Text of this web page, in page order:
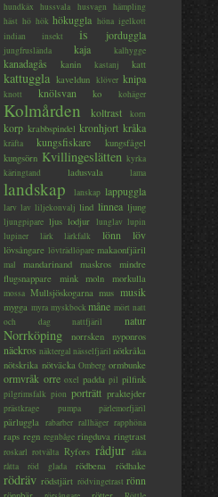
hundkäx
hussvala husvagn
hämpling
häst hö hök hökuggla höna igelkott
indian
insekt is jorduggla
jungfruslända kaja kalhygge
kanadagås kanin kastanj katt
kattuggla kaveldun klöver knipa
knott knölsvan ko kohäger
Kolmården koltrast korn
korp krabbspindel kronhjort kråka
kräfta kungsfiskare
kungsfågel
kungsörn Kvillingeslätten kyrka
käringtand
ladusvala lama
landskap lanskap lappuggla
larv lav liljekonvalj lind linnea ljung
ljungpipare ljus lodjur lunglav lupin
lupiner
lärk lärkfalk lönn löv
lövsångare lövträdlöpare makaonfjäril
mal mandarinand maskros
mindre
flugsnappare
mink moln morkulla
mossa Mullsjöskogarna mus musik
mygga myra myskbock måne mört natt
och dag
nattfjäril natur
Norrköping norrsken nyponros
näckros näktergal nässelfjäril nötkråka
nötskrika nötväcka Omberg ormbunke
ormvråk orre oxel padda pil pilfink
pilgrimsfalk pion porträtt praktejder
prästkrage pumpa pärlemorfjäril
pärluggla rabarber rallhäger rapphöna
raps regn regnbåge ringduva ringtrast
roskarl rotvälta Ryfors rådjur råka
råtta
röd glada rödbena rödhake
rödräv rödstjärt rödvingetrast rönn